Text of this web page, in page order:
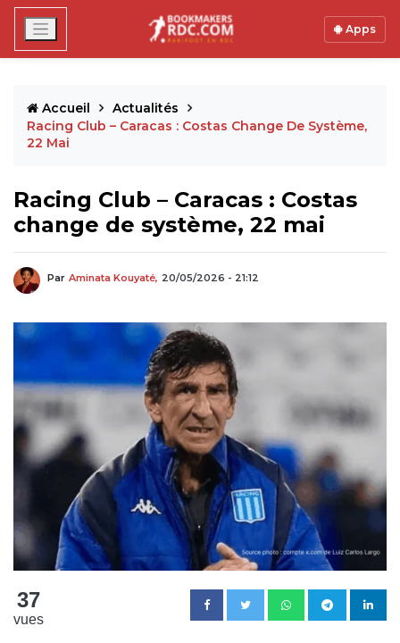
Apps
Accueil
Actualités
Racing Club – Caracas : Costas Change De Système,
22 Mai
Racing Club – Caracas : Costas
change de système, 22 mai
Par Aminata Kouyaté, 20/05/2026 - 21:12
37
vues